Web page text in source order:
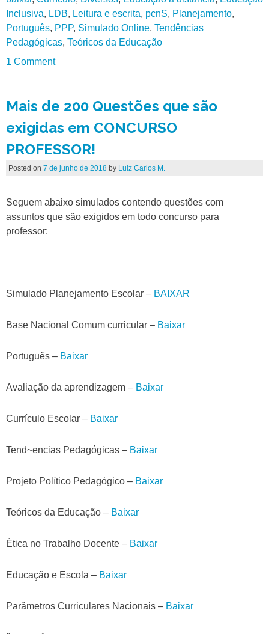
Inclusiva, LDB, Leitura e escrita, pcnS, Planejamento,
Português, PPP, Simulado Online, Tendências
Pedagógicas, Teóricos da Educação
1 Comment
Mais de 200 Questões que são
exigidas em CONCURSO
PROFESSOR!
Posted on 7 de junho de 2018by Luiz Carlos M.
Seguem abaixo simulados contendo questões com
assuntos que são exigidos em todo concurso para
professor:
Simulado Planejamento Escolar – BAIXAR
Base Nacional Comum curricular – Baixar
Português – Baixar
Avaliação da aprendizagem – Baixar
Currículo Escolar – Baixar
Tend~encias Pedagógicas – Baixar
Projeto Político Pedagógico – Baixar
Teóricos da Educação – Baixar
Ética no Trabalho Docente – Baixar
Educação e Escola – Baixar
Parâmetros Curriculares Nacionais – Baixar